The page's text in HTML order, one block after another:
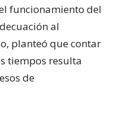
funcionamiento del
al
planteó que contar
tiempos resulta
de